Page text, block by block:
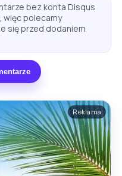
bez konta Disqus
więc polecamy
się przed dodaniem
Reklama